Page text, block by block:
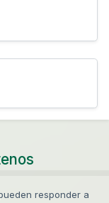
responder a